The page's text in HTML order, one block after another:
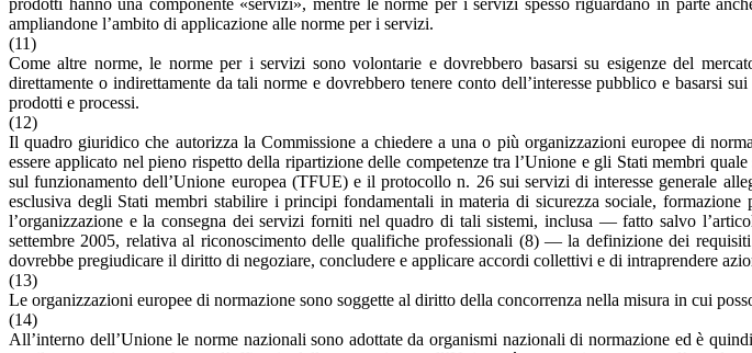
prodotti hanno una componente «servizi», mentre le norme per i servizi spesso riguardano in parte
ampliandone l’ambito di applicazione alle norme per i servizi.
(11)
Come altre norme, le norme per i servizi sono volontarie e dovrebbero basarsi su esigenze del
direttamente o indirettamente da tali norme e dovrebbero tenere conto dell’interesse pubblico e
prodotti e processi.
(12)
Il quadro giuridico che autorizza la Commissione a chiedere a una o più organizzazioni europee di
essere applicato nel pieno rispetto della ripartizione delle competenze tra l’Unione e gli Stati membri
sul funzionamento dell’Unione europea (TFUE) e il protocollo n. 26 sui servizi di interesse generale
esclusiva degli Stati membri stabilire i principi fondamentali in materia di sicurezza sociale,
l’organizzazione e la consegna dei servizi forniti nel quadro di tali sistemi, inclusa — fatto salvo
settembre 2005, relativa al riconoscimento delle qualifiche professionali (8) — la definizione dei
dovrebbe pregiudicare il diritto di negoziare, concludere e applicare accordi collettivi e di intraprendere
(13)
Le organizzazioni europee di normazione sono soggette al diritto della concorrenza nella misura in cui
(14)
All’interno dell’Unione le norme nazionali sono adottate da organismi nazionali di normazione ed è